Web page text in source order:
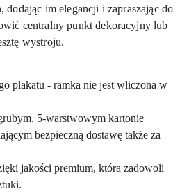
dodając im elegancji i zapraszając do
centralny punkt dekoracyjny lub
wystroju.
plakatu - ramka nie jest wliczona w
5-warstwowym kartonie
bezpieczną dostawę także za
jakości premium, która zadowoli